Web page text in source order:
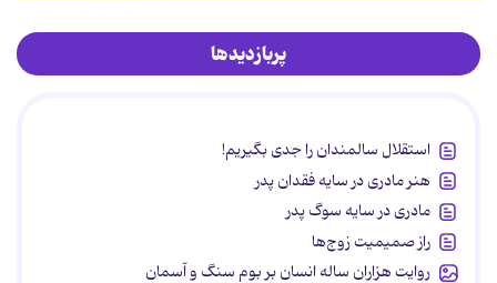
پربازدیدها
استقلال سالمندان را جدی بگیریم!
هنر مادری در سایه‌ فقدان پدر
مادری در سایه سوگ پدر
راز صمیمیت زوج‌ها
روایت هزاران ساله انسان بر بوم سنگ و آسمان